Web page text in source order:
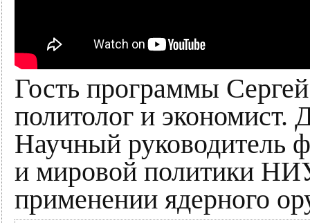
Гость программы
политолог и экономист.
Научный руководитель
и мировой политики
применении ядерного